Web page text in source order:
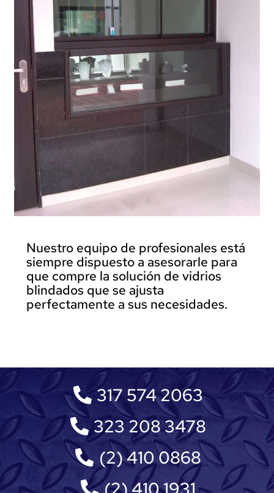
Nuestro equipo de profesionales está
siempre dispuesto a asesorarle para
que compre la solución de vidrios
blindados que se ajusta
perfectamente a sus necesidades.
317 574 2063
323 208 3478
(2) 410 0868